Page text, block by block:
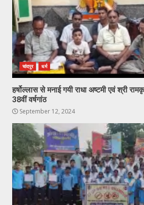
चांदपुर धर्म
हर्षोल्लास से मनाई गयी राधा अष्टमी एवं श्री
38वीं वर्षगांठ
September 12, 2024